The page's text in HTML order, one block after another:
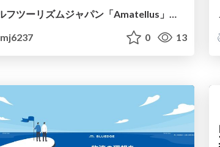
mj6237
0 13